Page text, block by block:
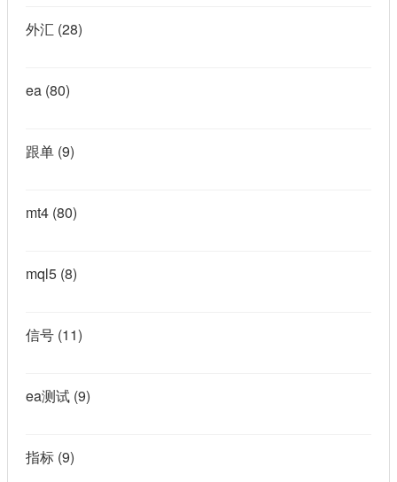
外汇 (28)
ea (80)
跟单 (9)
mt4 (80)
mql5 (8)
信号 (11)
ea测试 (9)
指标 (9)